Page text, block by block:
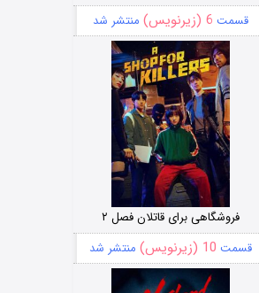
قسمت 6 (زیرنویس) منتشر شد
فروشگاهی برای قاتلان فصل ۲
قسمت 10 (زیرنویس) منتشر شد